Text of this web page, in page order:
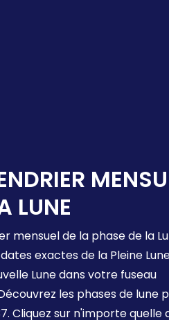
LUNE
mensuel de la phase de la
exactes de la Pleine
Lune dans votre fuseau
les phases de lune
Cliquez sur n'importe quelle